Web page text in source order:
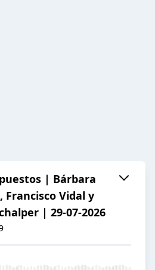
| Bárbara
Francisco Vidal y
| 29-07-2026